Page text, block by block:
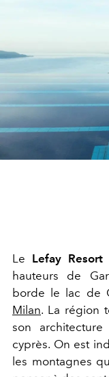
Le Lefay
hauteurs de
borde le lac de
Milan. La région
son
cyprès. On est
les montagnes